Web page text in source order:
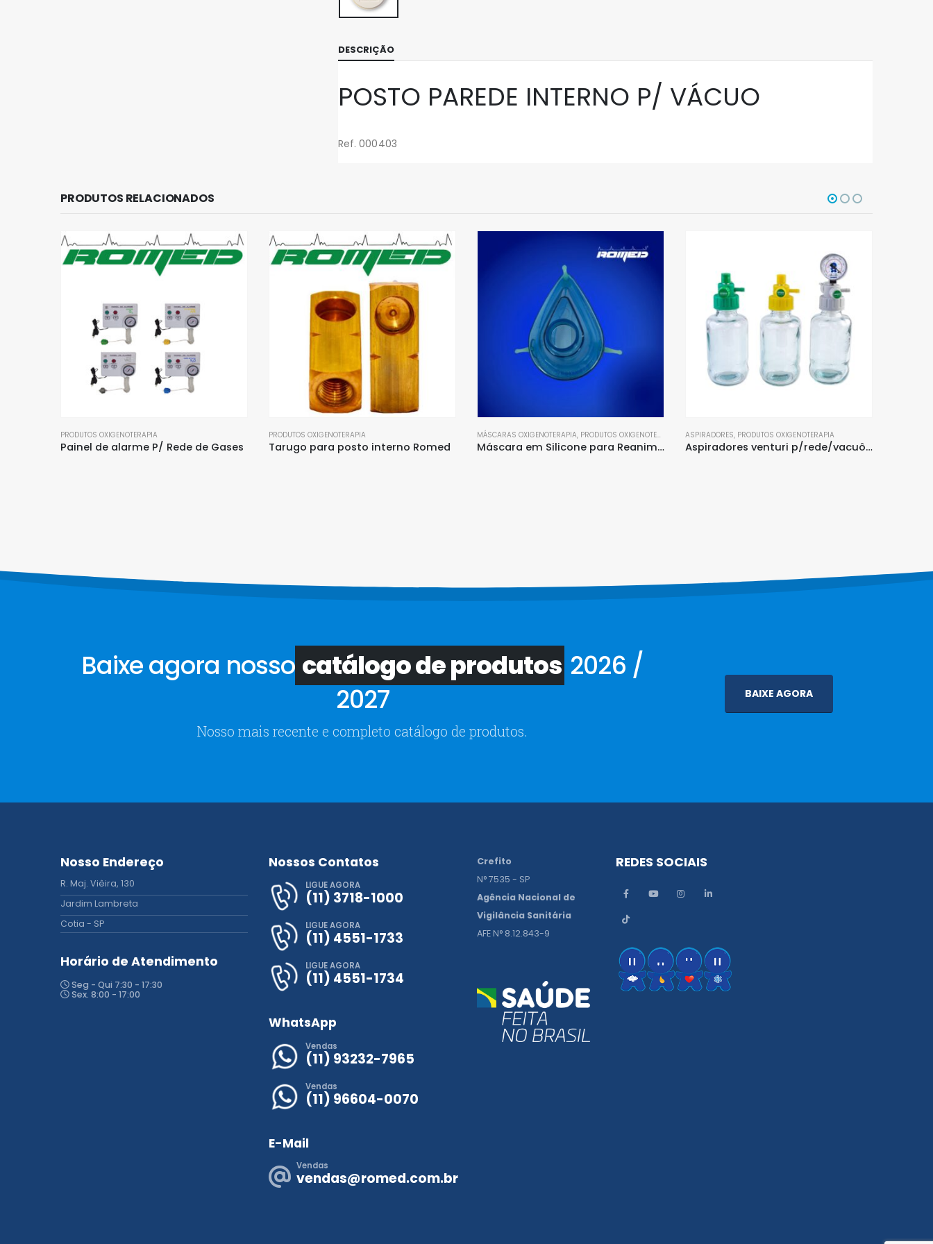
DESCRIÇÃO
POSTO PAREDE INTERNO P/ VÁCUO
Ref. 000403
PRODUTOS RELACIONADOS
PRODUTOS OXIGENOTERAPIA
Tarugo para posto interno Romed
MÁSCARAS OXIGENOTERAPIA
Máscara em Silicone para Reanimação e Anestesia VNI
ASPIRADORES,PRODUTOS OXIGENOTERAPIA
Aspiradores venturi p/rede/vacuômetro com frasco vidro 500 ml
MÁSCARAS OXIGENOTERAPIA,PRODUTOS OXIGENOTERAPIA
Máscara c/mangueira média concentração
Baixe agora nosso catálogo de produtos 2026 /
2027
Nosso mais recente e completo catálogo de produtos.
BAIXE AGORA
Nosso Endereço
R. Maj. Viêira, 130
Jardim Lambreta
Cotia - SP
Horário de Atendimento
Seg - Qui 7:30 - 17:30
Sex. 8:00 - 17:00
Nossos Contatos
LIGUE AGORA
(11) 3718-1000
LIGUE AGORA
(11) 4551-1733
LIGUE AGORA
(11) 4551-1734
WhatsApp
Vendas
(11) 93232-7965
Vendas
(11) 96604-0070
E-Mail
Vendas
vendas@romed.com.br
Crefito
N° 7535 - SP
Agência Nacional de
Vigilância Sanitária
AFE N° 8.12.843-9
REDES SOCIAIS